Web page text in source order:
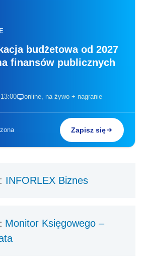
budżetowa od 2027
finansów publicznych
online, na żywo + nagranie
Zapisz się
: INFORLEX Biznes
Monitor Księgowego –